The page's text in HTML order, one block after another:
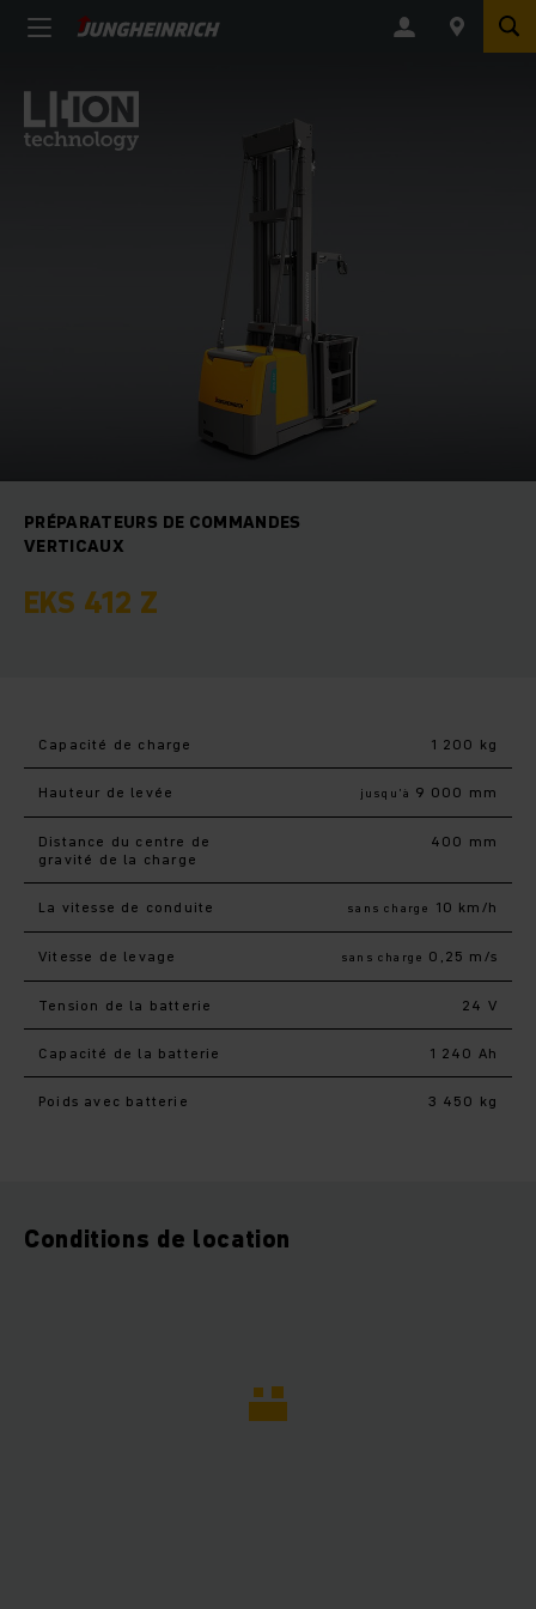
PRÉPARATEURS DE COMMANDES
VERTICAUX
EKS 412 Z
Capacité de charge 1 200 kg
Hauteur de levée jusqu’à 9 000 mm
Distance du centre de
gravité de la charge
400 mm
La vitesse de conduite sans charge 10 km/h
Vitesse de levage sans charge 0,25 m/s
Tension de la batterie 24 V
Capacité de la batterie 1 240 Ah
Poids avec batterie 3 450 kg
Conditions de location